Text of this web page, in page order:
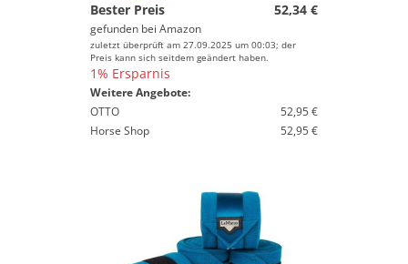
Bester Preis
52,34 €
gefunden bei Amazon
zuletzt überprüft am 27.09.2025 um 00:03; der
Preis kann sich seitdem geändert haben.
1% Ersparnis
Weitere Angebote:
OTTO
52,95 €
Horse Shop
52,95 €